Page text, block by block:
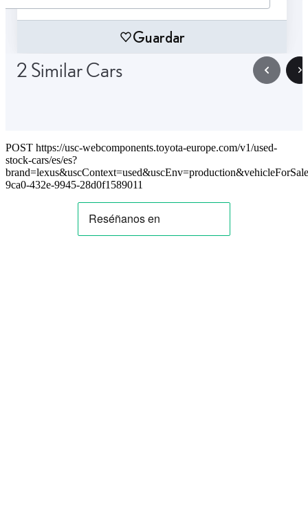
Guardar
2 Similar Cars
POST https://usc-webcomponents.toyota-europe.com/v1/used-
stock-cars/es/es?
9ca0-432e-9945-28d0f1589011